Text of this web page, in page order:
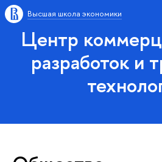
Высшая школа экономики
Центр
разработок и